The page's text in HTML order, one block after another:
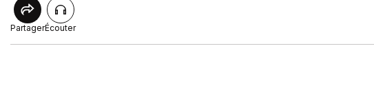
PartagerÉcouter